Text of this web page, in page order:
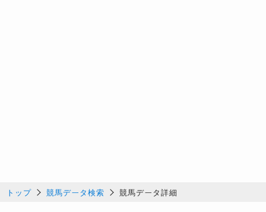
トップ 競馬データ検索 競馬データ詳細